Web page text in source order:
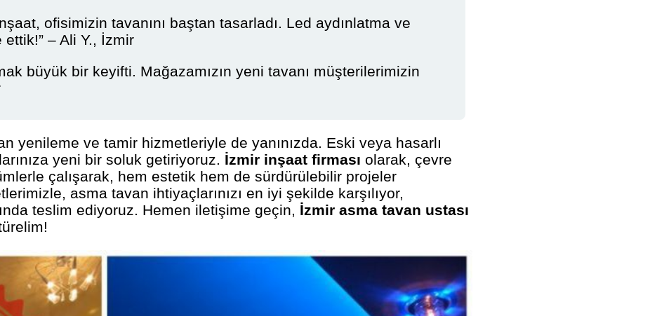
ofisimizin tavanını baştan tasarladı. Led aydınlatma ve
– Ali Y., İzmir
büyük bir keyifti. Mağazamızın yeni tavanı müşterilerimizin
yenileme ve tamir hizmetleriyle de yanınızda. Eski veya hasarlı
yeni bir soluk getiriyoruz. İzmir inşaat firması olarak, çevre
çalışarak, hem estetik hem de sürdürülebilir projeler
asma tavan ihtiyaçlarınızı en iyi şekilde karşılıyor,
teslim ediyoruz. Hemen iletişime geçin, İzmir asma tavan ustası